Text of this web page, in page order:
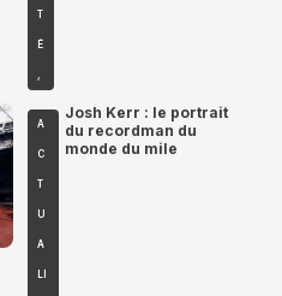
T
É
A
C
T
U
A
Josh Kerr : le portrait
du recordman du
monde du mile